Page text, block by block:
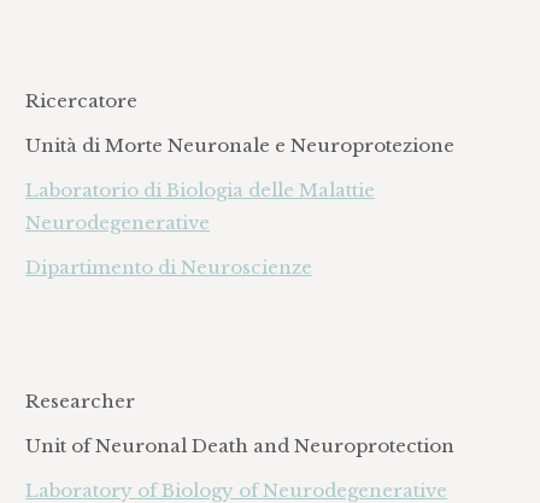
Ricercatore
Unità di Morte Neuronale e Neuroprotezione
Laboratorio di Biologia delle Malattie
Neurodegenerative
Dipartimento di Neuroscienze
Researcher
Unit of Neuronal Death and Neuroprotection
Laboratory of Biology of Neurodegenerative